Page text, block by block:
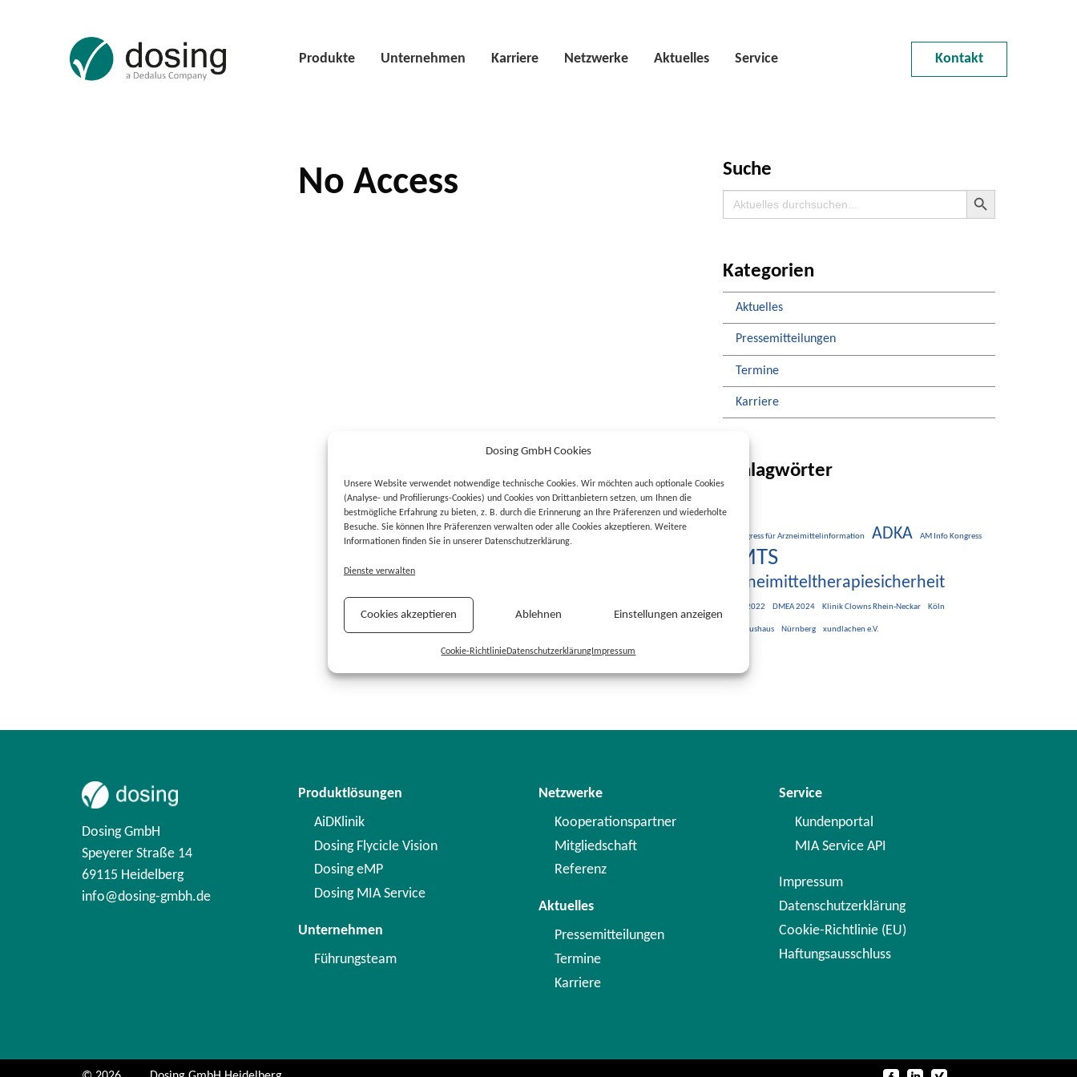
Dosing GmbH Cookies
Unsere Website verwendet notwendige technische Cookies. Wir möchten auch optionale Cookies
(Analyse- und Profilierungs-Cookies) und Cookies von Drittanbietern setzen, um Ihnen die
bestmögliche Erfahrung zu bieten, z. B. durch die Erinnerung an Ihre Präferenzen und wiederholte
Besuche. Sie können Ihre Präferenzen verwalten oder alle Cookies akzeptieren. Weitere
Informationen finden Sie in unserer Datenschutzerklärung.
Dienste verwalten
Cookies akzeptieren Ablehnen Einstellungen anzeigen
Cookie-RichtlinieDatenschutzerklärung Impressum
Produkte Unternehmen Karriere Netzwerke Aktuelles Service Kontakt
No Access Suche
Search
for:
Search Button
Kategorien
Aktuelles
Pressemitteilungen
Termine
Karriere
Schlagwörter
8. Kongress für Arzneimittelinformation ADKA AM Info Kongress
AMTS
Arzneimitteltherapiesicherheit
DMEA 2022 DMEA 2024 Klinik Clowns Rhein-Neckar Köln
Maternushaus Nürnberg xundlachen e.V.
Dosing GmbH
Speyerer Straße 14
69115 Heidelberg
info@dosing-gmbh.de
Produktlösungen
AiDKlinik
Dosing Flycicle Vision
Dosing eMP
Dosing MIA Service
Unternehmen
Führungsteam
Netzwerke
Kooperationspartner
Mitgliedschaft
Referenz
Aktuelles
Pressemitteilungen
Termine
Karriere
Service
Kundenportal
MIA Service API
Impressum
Datenschutzerklärung
Cookie-Richtlinie (EU)
Haftungsausschluss